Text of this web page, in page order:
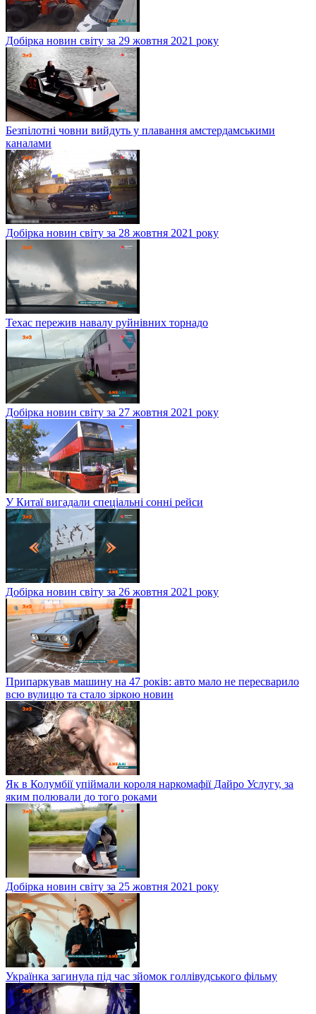
Добірка новин світу за 29 жовтня 2021 року
Безпілотні човни вийдуть у плавання амстердамськими
каналами
Добірка новин світу за 28 жовтня 2021 року
Техас пережив навалу руйнівних торнадо
Добірка новин світу за 27 жовтня 2021 року
У Китаї вигадали спеціальні сонні рейси
Добірка новин світу за 26 жовтня 2021 року
Припаркував машину на 47 років: авто мало не пересварило
всю вулицю та стало зіркою новин
Як в Колумбії упіймали короля наркомафії Дайро Услугу, за
яким полювали до того роками
Добірка новин світу за 25 жовтня 2021 року
Українка загинула під час зйомок голлівудського фільму